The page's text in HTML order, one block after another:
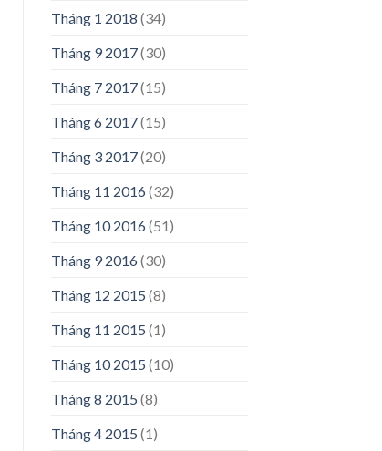
Tháng 1 2018 (34)
Tháng 9 2017(30)
Tháng 7 2017(15)
Tháng 6 2017(15)
Tháng 3 2017(20)
Tháng 11 2016(32)
Tháng 10 2016(51)
Tháng 9 2016(30)
Tháng 12 2015 (8)
Tháng 11 2015 (1)
Tháng 10 2015 (10)
Tháng 8 2015 (8)
Tháng 4 2015 (1)